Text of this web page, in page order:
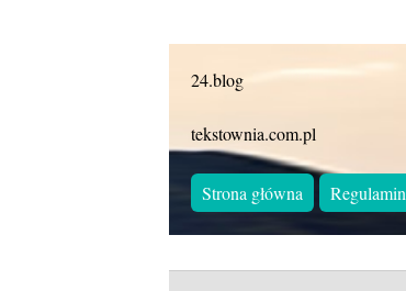
24.blog
tekstownia.com.pl
Strona główna Regulamin